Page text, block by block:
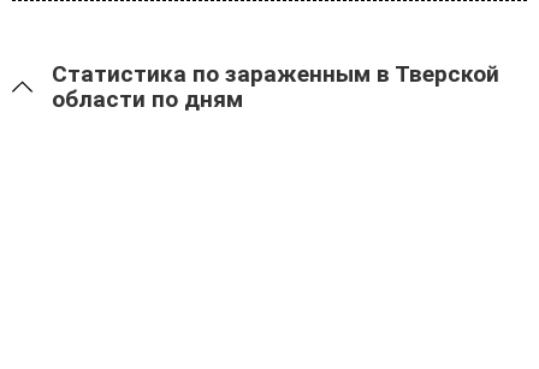
Статистика по зараженным в Тверской
области по дням